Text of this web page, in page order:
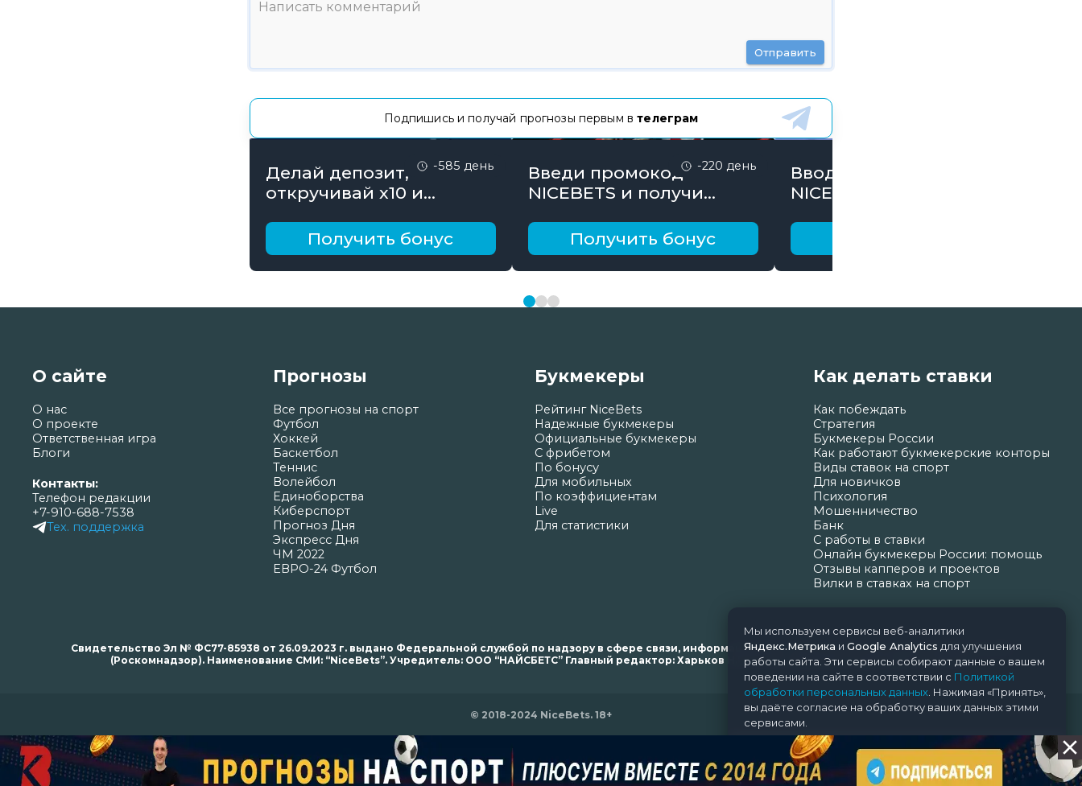
Отправить
Подпишись и получай прогнозы первым втелеграм
-585 день
Делай депозит,
откручивай х10 и
рублейПолучить бонус
-220 день
Введи промокод
NICEBETS и получи
Получить бонус
Вводи Промокод
NICE15000 и забирай
О сайте
О нас
О проекте
Ответственная игра
Блоги
Контакты:
Телефон редакции
+7-910-688-7538
Тех. поддержка
Прогнозы
Все прогнозы на спорт
Футбол
Хоккей
Баскетбол
Теннис
Волейбол
Единоборства
Киберспорт
Прогноз Дня
Экспресс Дня
ЧМ 2022
ЕВРО-24 Футбол
Букмекеры
Рейтинг NiceBets
Надежные букмекеры
Официальные букмекеры
С фрибетом
По бонусу
Для мобильных
По коэффициентам
Live
Для статистики
Как делать ставки
Как побеждать
Стратегия
Букмекеры России
Как работают букмекерские конторы
Виды ставок на спорт
Для новичков
Психология
Мошенничество
Банк
С работы в ставки
Онлайн букмекеры России: помощь
Отзывы капперов и проектов
Вилки в ставках на спорт
Свидетельство Эл № ФС77-85938 от 26.09.2023 г. выдано Федеральной службой по надзору в сфере связи, информационных технологий и массовых коммуникаций
(Роскомнадзор). Наименование СМИ: “NiceBets”. Учредитель: ООО “НАЙСБЕТС” Главный редактор: Харьков Н.Н. Почта редакции: support@nice-bets.ru
© 2018-2024 NiceBets. 18+
Мы используем сервисы веб-аналитики
Яндекс.Метрика и Google Analytics для улучшения
работы сайта. Эти сервисы собирают данные о вашем
поведении на сайте в соответствии с Политикой
обработки персональных данных . Нажимая «Принять»,
вы даёте согласие на обработку ваших данных этими
сервисами.
Принять Отклонить